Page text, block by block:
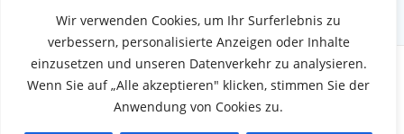
Wir verwenden Cookies, um Ihr Surferlebnis zu
verbessern, personalisierte Anzeigen oder Inhalte
einzusetzen und unseren Datenverkehr zu analysieren.
Wenn Sie auf „Alle akzeptieren" klicken, stimmen Sie der
Anwendung von Cookies zu.
© 2026 Munkbrarup.de. WordPress mit dem
Theme